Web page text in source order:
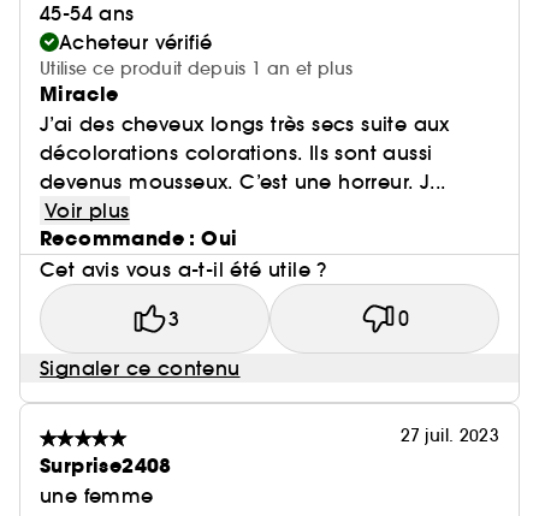
45-54 ans
Acheteur vérifié
Utilise ce produit depuis 1 an et plus
Miracle
J’ai des cheveux longs très secs suite aux
décolorations colorations. Ils sont aussi
devenus mousseux. C’est une horreur. J...
Voir plus
Recommande : Oui
Cet avis vous a-t-il été utile ?
3 0
Signaler ce contenu
27 juil. 2023
Surprise2408
une femme